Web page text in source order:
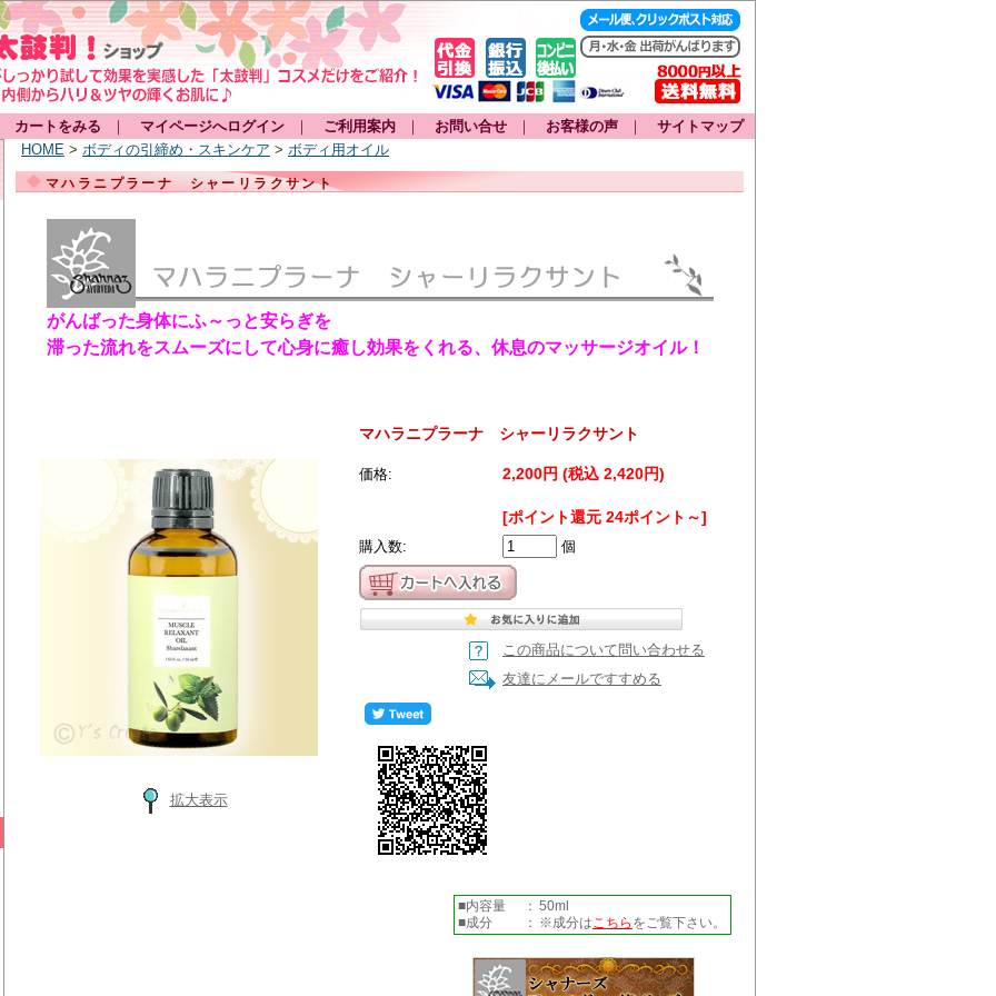
カートをみる ｜ マイページへログイン ｜ ご利用案内 ｜ お問い合せ ｜ お客様の声 ｜
サイトマップ
HOME > ボディの引締め・スキンケア > ボディ用オイル
マハラニプラーナ シャーリラクサント
がんばった身体にふ～っと安らぎを
滞った流れをスムーズにして心身に癒し効果をくれる、休息のマッサージオイル！
拡大表示
マハラニプラーナ シャーリラクサント
価格: 2,200円 (税込 2,420円)
[ポイント還元 24ポイント～]
購入数: 個
この商品について問い合わせる
友達にメールですすめる
■内容量 ： 50ml
■成分
： ※成分はこちら をご覧下さい。